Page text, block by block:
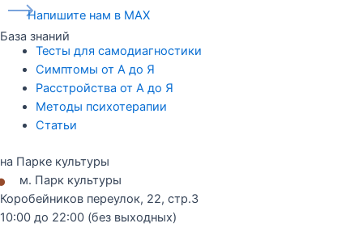
Напишите нам в MAX
База знаний
Тесты для самодиагностики
Симптомы от А до Я
Расстройства от А до Я
Методы психотерапии
Статьи
на Парке культуры
м. Парк культуры
Коробейников переулок, 22, стр.3
10:00 до 22:00 (без выходных)